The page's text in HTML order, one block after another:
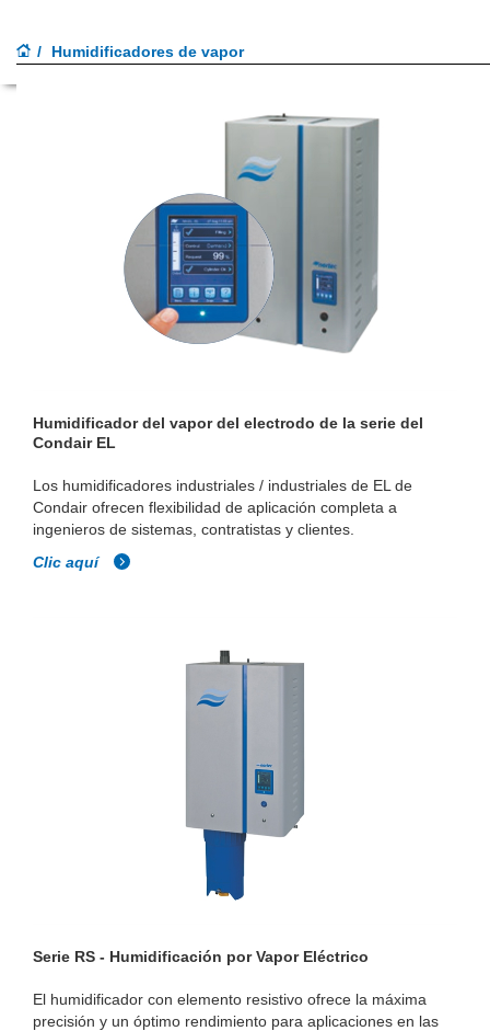
Humidificadores de vapor
Humidificador del vapor del electrodo de la serie del
Condair EL
Los humidificadores industriales / industriales de EL de
Condair ofrecen flexibilidad de aplicación completa a
ingenieros de sistemas, contratistas y clientes.
Clic aquí
Serie RS - Humidificación por Vapor Eléctrico
El humidificador con elemento resistivo ofrece la máxima
precisión y un óptimo rendimiento para aplicaciones en las